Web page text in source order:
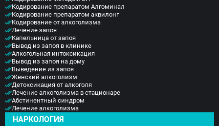
Бронницы
Рошаль
Хотьково
Зарайск
Куровское
Пущино
Черноголовка
Талдом
Руза
Краснозаводск
Яхрома
Белоозёрский
Высоковск
Кодирование препаратом Алгоминал
Кодирование препаратом аквилонг
Кодирование от алкоголизма
Лечение запоя
Капельница от запоя
Вывод из запоя в клинике
Алкогольная интоксикация
Вывод из запоя на дому
Выведение из запоя
Женский алкоголизм
Детоксикация от алкоголя
Лечение алкоголизма в стационаре
Абстинентный синдром
Лечение алкоголизма
НАРКОЛОГИЯ